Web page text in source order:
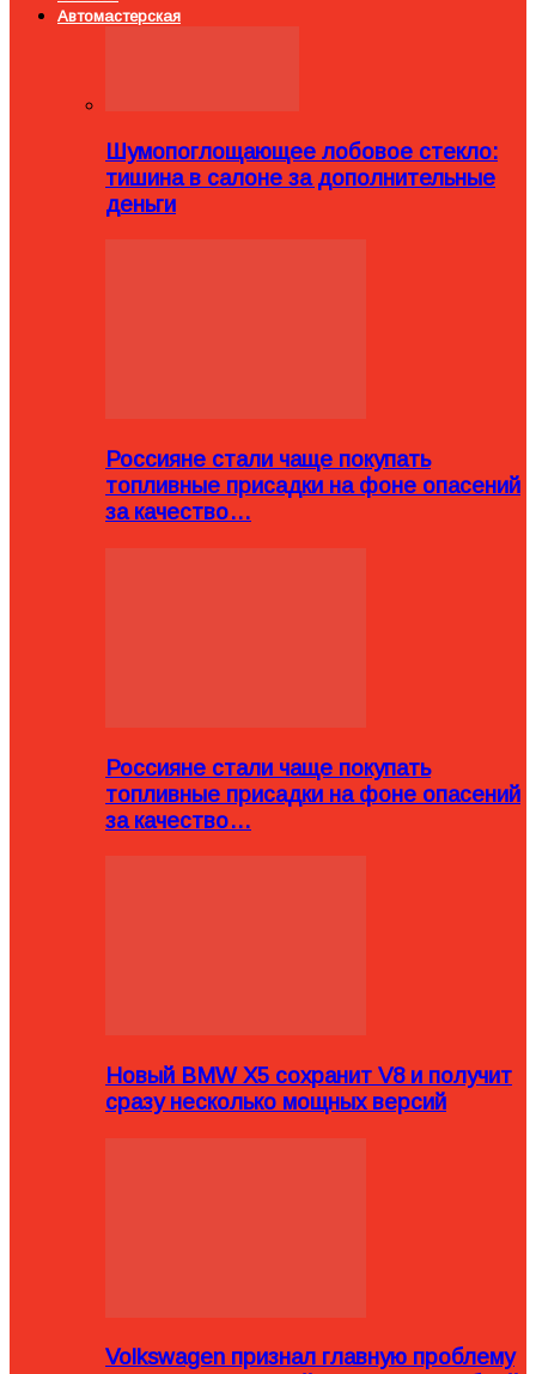
Автомастерская
Шумопоглощающее лобовое стекло:
тишина в салоне за дополнительные
деньги
Россияне стали чаще покупать
топливные присадки на фоне опасений
за качество…
Россияне стали чаще покупать
топливные присадки на фоне опасений
за качество…
Новый BMW X5 сохранит V8 и получит
сразу несколько мощных версий
Volkswagen признал главную проблему